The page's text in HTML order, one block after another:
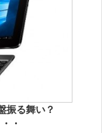
振る舞い？
・